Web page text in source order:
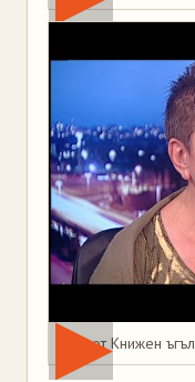
Мая от Книжен ъгъл